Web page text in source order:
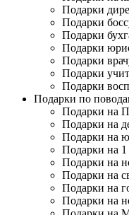
Подарки
Подарки
Подарки
Подарки
Подарки
Подарки
Подарки
Подарки по
Подарки на
Подарки на
Подарки на
Подарки на 1
Подарки на
Подарки на
Подарки на
Подарки на